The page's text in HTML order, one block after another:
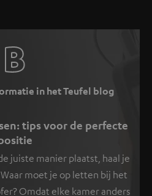
in het Teufel blog
tips voor de perfecte
juiste manier plaatst, haal je
moet je op letten bij het
Omdat elke kamer anders